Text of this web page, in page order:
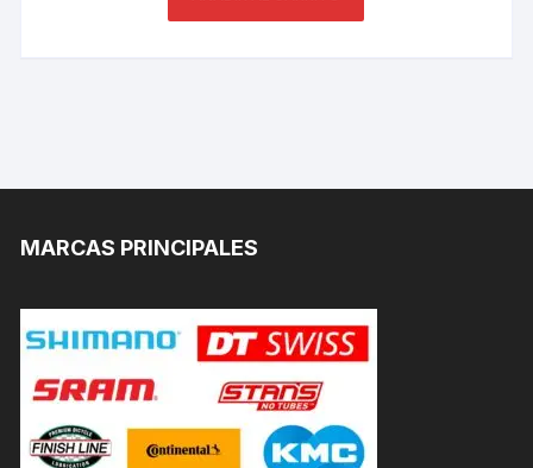
MARCAS PRINCIPALES